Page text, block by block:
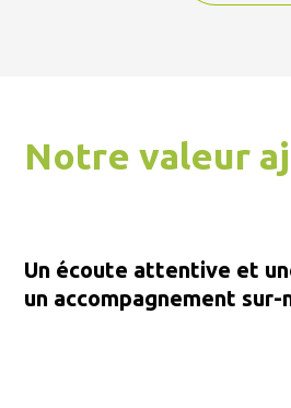
Notre valeur
Un écoute attentive et
un accompagnement sur-